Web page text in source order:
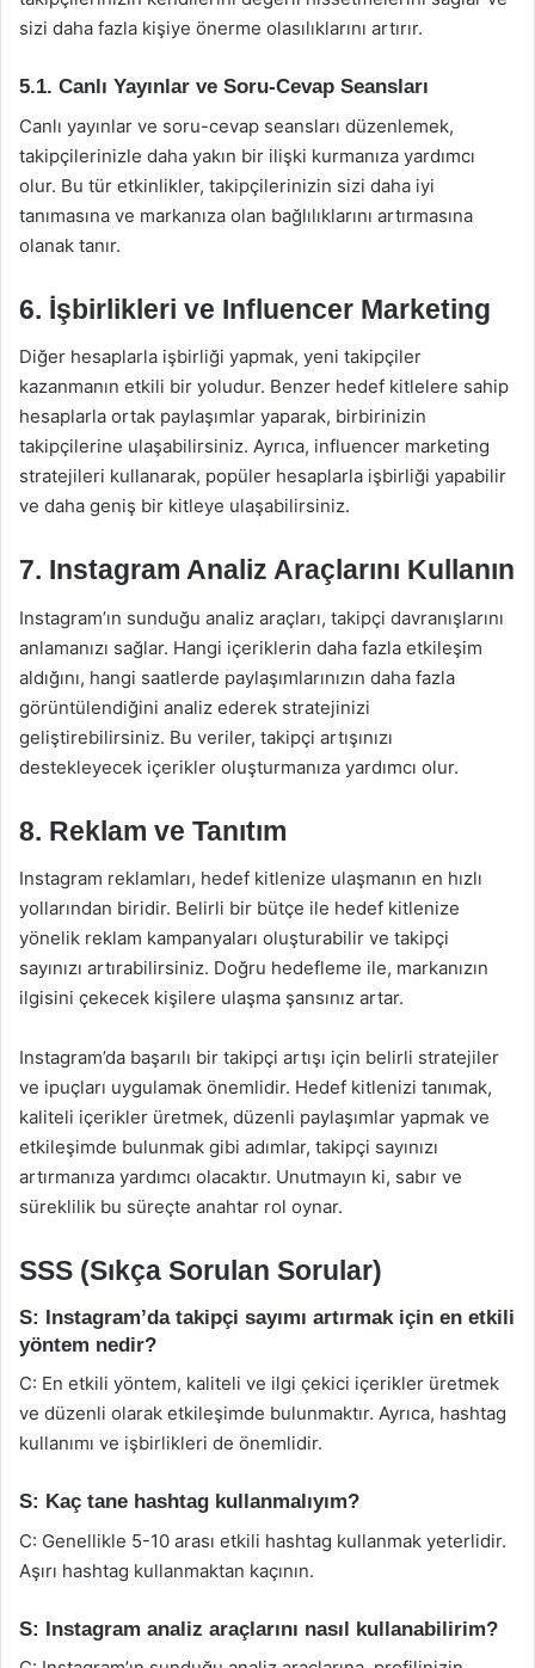
sizi daha fazla kişiye önerme olasılıklarını artırır.
5.1. Canlı Yayınlar ve Soru-Cevap Seansları
Canlı yayınlar ve soru-cevap seansları düzenlemek,
takipçilerinizle daha yakın bir ilişki kurmanıza yardımcı
olur. Bu tür etkinlikler, takipçilerinizin sizi daha iyi
tanımasına ve markanıza olan bağlılıklarını artırmasına
olanak tanır.
6. İşbirlikleri ve Influencer Marketing
Diğer hesaplarla işbirliği yapmak, yeni takipçiler
kazanmanın etkili bir yoludur. Benzer hedef kitlelere sahip
hesaplarla ortak paylaşımlar yaparak, birbirinizin
takipçilerine ulaşabilirsiniz. Ayrıca, influencer marketing
stratejileri kullanarak, popüler hesaplarla işbirliği yapabilir
ve daha geniş bir kitleye ulaşabilirsiniz.
7. Instagram Analiz Araçlarını Kullanın
Instagram’ın sunduğu analiz araçları, takipçi davranışlarını
anlamanızı sağlar. Hangi içeriklerin daha fazla etkileşim
aldığını, hangi saatlerde paylaşımlarınızın daha fazla
görüntülendiğini analiz ederek stratejinizi
geliştirebilirsiniz. Bu veriler, takipçi artışınızı
destekleyecek içerikler oluşturmanıza yardımcı olur.
8. Reklam ve Tanıtım
Instagram reklamları, hedef kitlenize ulaşmanın en hızlı
yollarından biridir. Belirli bir bütçe ile hedef kitlenize
yönelik reklam kampanyaları oluşturabilir ve takipçi
sayınızı artırabilirsiniz. Doğru hedefleme ile, markanızın
ilgisini çekecek kişilere ulaşma şansınız artar.
Instagram’da başarılı bir takipçi artışı için belirli stratejiler
ve ipuçları uygulamak önemlidir. Hedef kitlenizi tanımak,
kaliteli içerikler üretmek, düzenli paylaşımlar yapmak ve
etkileşimde bulunmak gibi adımlar, takipçi sayınızı
artırmanıza yardımcı olacaktır. Unutmayın ki, sabır ve
süreklilik bu süreçte anahtar rol oynar.
SSS (Sıkça Sorulan Sorular)
S: Instagram’da takipçi sayımı artırmak için en etkili
yöntem nedir?
C: En etkili yöntem, kaliteli ve ilgi çekici içerikler üretmek
ve düzenli olarak etkileşimde bulunmaktır. Ayrıca, hashtag
kullanımı ve işbirlikleri de önemlidir.
S: Kaç tane hashtag kullanmalıyım?
C: Genellikle 5-10 arası etkili hashtag kullanmak yeterlidir.
Aşırı hashtag kullanmaktan kaçının.
S: Instagram analiz araçlarını nasıl kullanabilirim?